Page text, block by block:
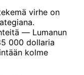
virhe on
— Lumanun
000 dollaria
kolme